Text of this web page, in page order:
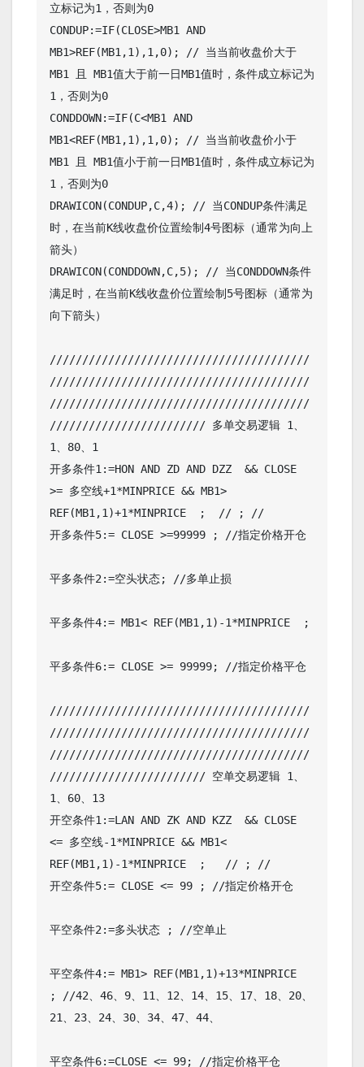
立标记为1，否则为0
CONDUP:=IF(CLOSE>MB1 AND
MB1>REF(MB1,1),1,0); // 当当前收盘价大于
MB1 且 MB1值大于前一日MB1值时，条件成立标记为
1，否则为0
CONDDOWN:=IF(C<MB1 AND
MB1<REF(MB1,1),1,0); // 当当前收盘价小于
MB1 且 MB1值小于前一日MB1值时，条件成立标记为
1，否则为0
DRAWICON(CONDUP,C,4); // 当CONDUP条件满足
时，在当前K线收盘价位置绘制4号图标（通常为向上
箭头）
DRAWICON(CONDDOWN,C,5); // 当CONDDOWN条件
满足时，在当前K线收盘价位置绘制5号图标（通常为
向下箭头）
////////////////////////////////////////
////////////////////////////////////////
////////////////////////////////////////
//////////////////////// 多单交易逻辑 1、
1、80、1
开多条件1:=HON AND ZD AND DZZ  && CLOSE
>= 多空线+1*MINPRICE && MB1>
REF(MB1,1)+1*MINPRICE  ;  // ; //
开多条件5:= CLOSE >=99999 ; //指定价格开仓
平多条件2:=空头状态; //多单止损
平多条件4:= MB1< REF(MB1,1)-1*MINPRICE  ;
平多条件6:= CLOSE >= 99999; //指定价格平仓
////////////////////////////////////////
////////////////////////////////////////
////////////////////////////////////////
//////////////////////// 空单交易逻辑 1、
1、60、13
开空条件1:=LAN AND ZK AND KZZ  && CLOSE
<= 多空线-1*MINPRICE && MB1<
REF(MB1,1)-1*MINPRICE  ;   // ; //
开空条件5:= CLOSE <= 99 ; //指定价格开仓
平空条件2:=多头状态 ; //空单止
平空条件4:= MB1> REF(MB1,1)+13*MINPRICE
; //42、46、9、11、12、14、15、17、18、20、
21、23、24、30、34、47、44、